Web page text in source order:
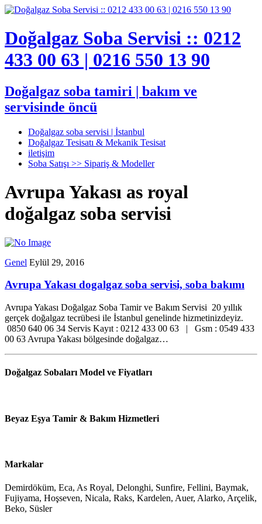
Doğalgaz Soba Servisi :: 0212
433 00 63 | 0216 550 13 90
Doğalgaz soba tamiri | bakım ve
servisinde öncü
Doğalgaz soba servisi | İstanbul
Doğalgaz Tesisatı & Mekanik Tesisat
iletişim
Soba Satışı >> Sipariş & Modeller
Avrupa Yakası as royal
doğalgaz soba servisi
Genel Eylül 29, 2016
Avrupa Yakası dogalgaz soba servisi, soba bakımı
Avrupa Yakası Doğalgaz Soba Tamir ve Bakım Servisi 20 yıllık
gerçek doğalgaz tecrübesi ile İstanbul genelinde hizmetinizdeyiz.
0850 640 06 34 Servis Kayıt : 0212 433 00 63 | Gsm : 0549 433
00 63 Avrupa Yakası bölgesinde doğalgaz…
Doğalgaz Sobaları Model ve Fiyatları
Beyaz Eşya Tamir & Bakım Hizmetleri
Markalar
Demirdöküm, Eca, As Royal, Delonghi, Sunfire, Fellini, Baymak,
Fujiyama, Hoşseven, Nicala, Raks, Kardelen, Auer, Alarko, Arçelik,
Beko, Süsler